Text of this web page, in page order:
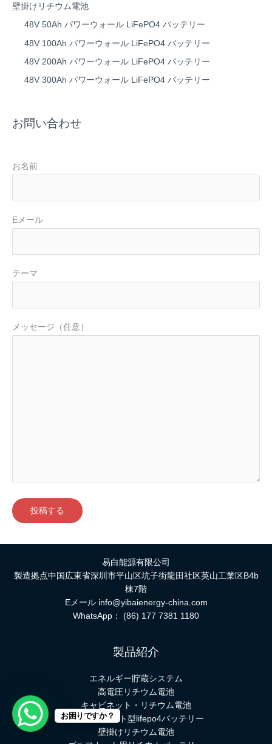
壁掛けリチウム電池
48V 50Ah パワーウォール LiFePO4 バッテリー
48V 100Ah パワーウォール LiFePO4 バッテリー
48V 200Ah パワーウォール LiFePO4 バッテリー
48V 300Ah パワーウォール LiFePO4 バッテリー
お問い合わせ
お名前
Eメール
テーマ
メッセージ（任意）
易白能源有限公司
製造拠点中国広東省深圳市平山区坑子街龍田社区英山工業区B4b
棟7階
Eメール info@yibaienergy-china.com
WhatsApp： (86) 177 7381 1180
製品紹介
エネルギー貯蔵システム
高電圧リチウム電池
キャビネット・リチウム電池
ラックマウント型lifepo4バッテリー
壁掛けリチウム電池
お困りですか？